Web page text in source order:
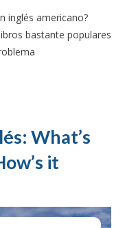
inglés americano?
bastante populares
What’s
it